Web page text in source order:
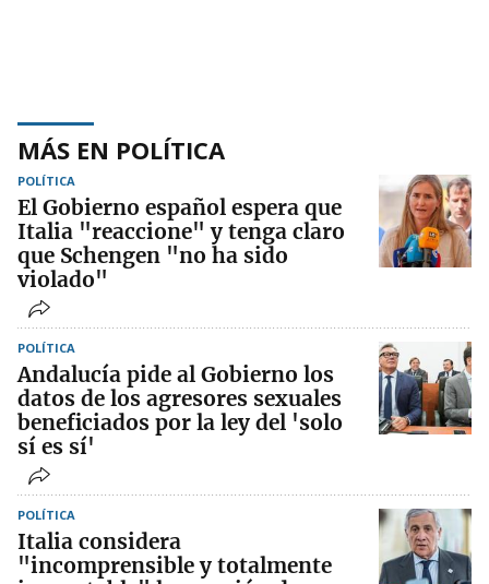
MÁS EN POLÍTICA
POLÍTICA
El Gobierno español espera que
Italia "reaccione" y tenga claro
que Schengen "no ha sido
violado"
POLÍTICA
Andalucía pide al Gobierno los
datos de los agresores sexuales
beneficiados por la ley del 'solo
sí es sí'
POLÍTICA
Italia considera
"incomprensible y totalmente